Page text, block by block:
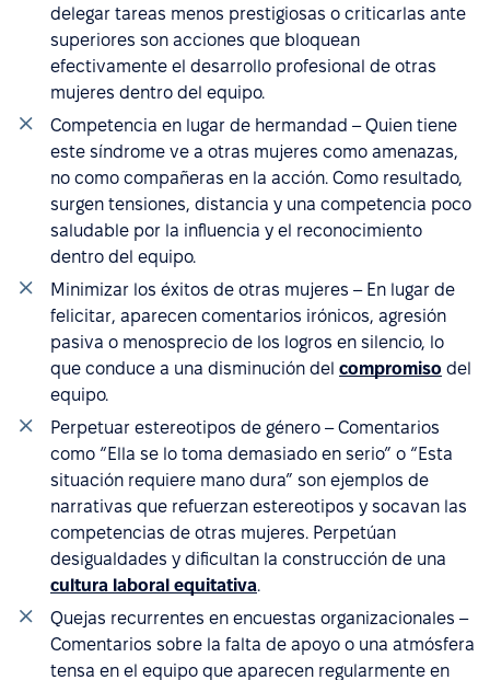
delegar tareas menos prestigiosas o criticarlas ante
superiores son acciones que bloquean
efectivamente el desarrollo profesional de otras
mujeres dentro del equipo.
Competencia en lugar de hermandad – Quien tiene
este síndrome ve a otras mujeres como amenazas,
no como compañeras en la acción. Como resultado,
surgen tensiones, distancia y una competencia poco
saludable por la influencia y el reconocimiento
dentro del equipo.
Minimizar los éxitos de otras mujeres – En lugar de
felicitar, aparecen comentarios irónicos, agresión
pasiva o menosprecio de los logros en silencio, lo
que conduce a una disminución del compromiso del
equipo.
Perpetuar estereotipos de género – Comentarios
como “Ella se lo toma demasiado en serio” o “Esta
situación requiere mano dura” son ejemplos de
narrativas que refuerzan estereotipos y socavan las
competencias de otras mujeres. Perpetúan
desigualdades y dificultan la construcción de una
cultura laboral equitativa.
Quejas recurrentes en encuestas organizacionales –
Comentarios sobre la falta de apoyo o una atmósfera
tensa en el equipo que aparecen regularmente en